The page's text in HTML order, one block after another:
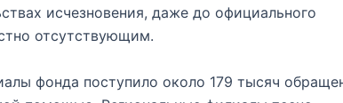
исчезновения, даже до официального
отсутствующим.
фонда поступило около 179 тысяч